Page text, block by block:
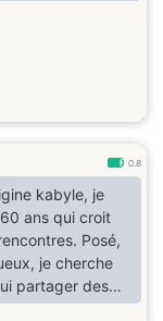
0.8
kabyle, je
ans qui croit
Posé,
je cherche
partager des
au milieu de